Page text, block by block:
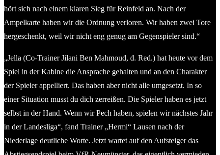
hört sich nach einem klaren Sieg für Reinfeld an. Nach der
Ampelkarte haben wir die Ordnung verloren. Wir haben zwei Tore
hergeschenkt, weil wir nicht eng genug am Gegenspieler sind.“
„Jella (Co-Trainer Jilani Ben Mahmoud, d. Red.) hat heute vor dem
Spiel in der Kabine die Ansprache gehalten und an den Charakter
der Spieler appelliert. Das haben aber nicht alle umgesetzt. In so
einer Situation musst du dich zerreißen. Die Spieler haben es jetzt
selbst in der Hand. Wenn wir Pech haben, spielen wir nächstes Jahr
in der Landesliga“, fand Trainer „Hermi“ Lausen nach der
Niederlage deutliche Worte. Jetzt wartet auf den Aufsteiger das